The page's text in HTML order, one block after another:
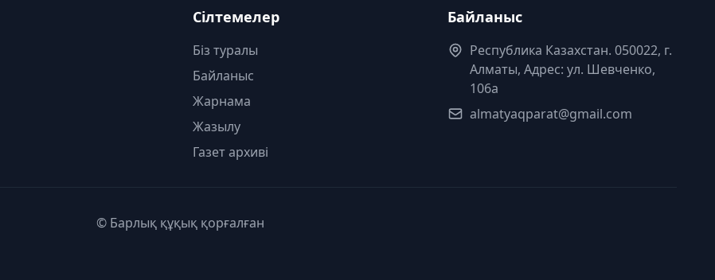
Сілтемелер
Біз туралы
Байланыс
Жарнама
Жазылу
Газет архиві
Байланыс
Республика Казахстан. 050022, г.
Алматы, Адрес: ул. Шевченко,
106а
almatyaqparat@gmail.com
© Барлық құқық қорғалған